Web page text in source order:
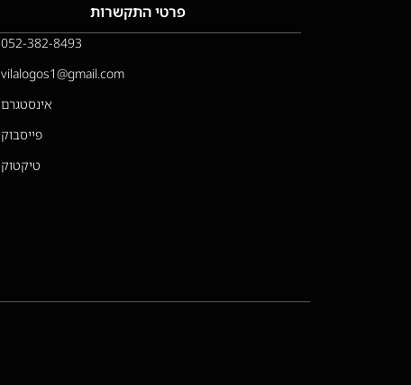
פרטי התקשרות
052-382-8493
vilalogos1@gmail.com
אינסטגרם
פייסבוק
טיקטוק